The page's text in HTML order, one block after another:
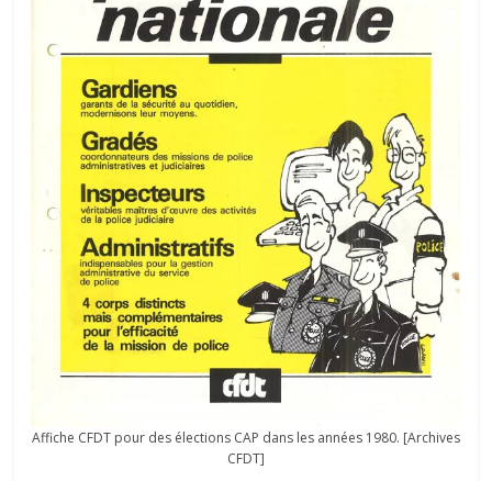
Affiche CFDT pour des élections CAP dans les années 1980. [Archives
CFDT]